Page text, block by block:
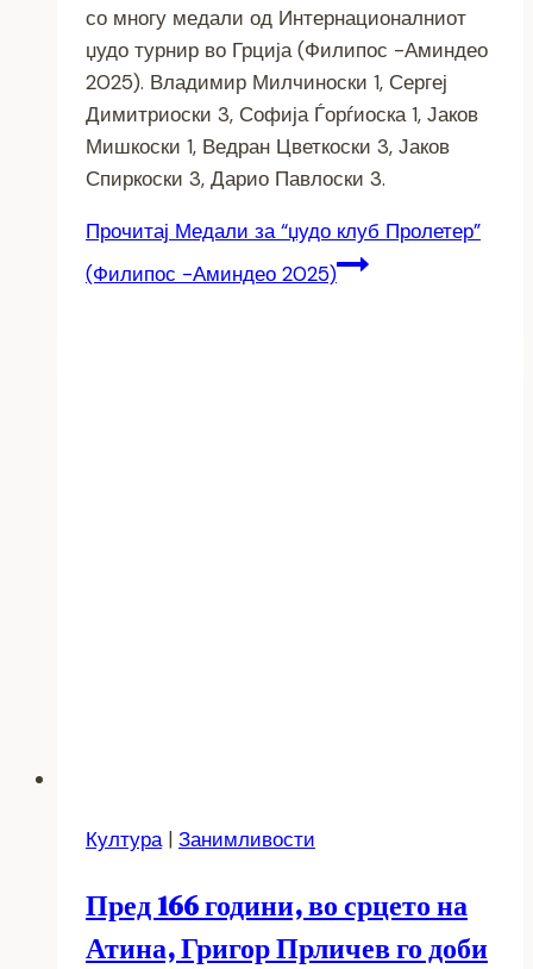
со многу медали од Интернационалниот
џудо турнир во Грција (Филипос -Аминдео
2025). Владимир Милчиноски 1, Сергеј
Димитриоски 3, Софија Ѓорѓиоска 1, Јаков
Мишкоски 1, Ведран Цветкоски 3, Јаков
Спиркоски 3, Дарио Павлоски 3.
Прочитај Медали за “џудо клуб Пролетер”
(Филипос -Аминдео 2025)
Култура| Занимливости
Пред 166 години, во срцето на
Атина, Григор Прличев го доби